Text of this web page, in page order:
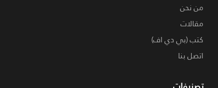
من نحن
مقالات
كتب (بي دي اف)
اتصل بنا